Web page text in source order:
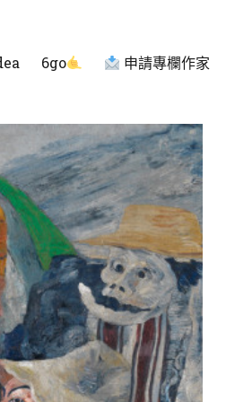
6go 申請專欄作家